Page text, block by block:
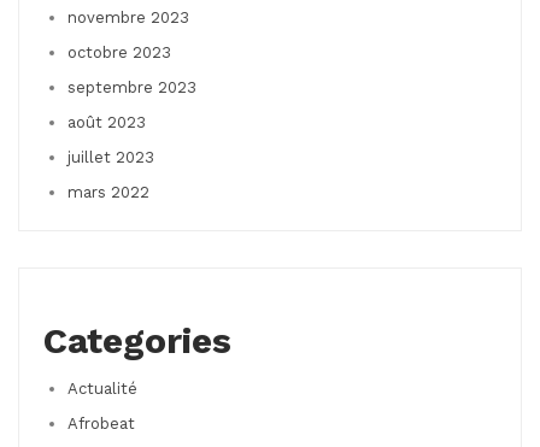
novembre 2023
octobre 2023
septembre 2023
août 2023
juillet 2023
mars 2022
Categories
Actualité
Afrobeat